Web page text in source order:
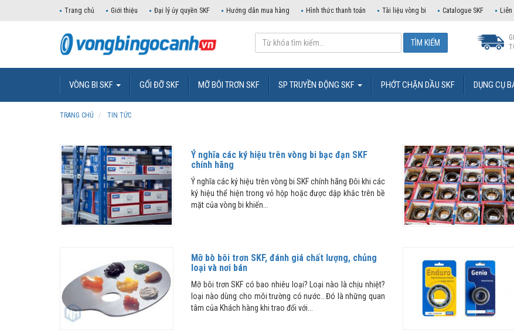
Trang chủ Giới thiệu Đại lý ủy quyền SKF Hướng dẫn mua hàng Hình thức thanh toán Tài liệu vòng bi Catalogue SKF Liên
VÒNG BI SKF GỐI ĐỠ SKF MỠ BÔI TRƠN SKF SP TRUYỀN ĐỘNG SKF PHỚT CHẶN DẦU SKF DỤNG CỤ
TRANG CHỦ TIN TỨC
Ý nghĩa các ký hiệu trên vòng bi bạc đạn SKF
chính hãng
​Ý nghĩa các ký hiệu trên vòng bi SKF chính hãng Đôi khi các
ký hiệu thể hiện trong vỏ hộp hoặc được dập khắc trên bề
mặt của vòng bi khiến...
Mỡ bò bôi trơn SKF, đánh giá chất lượng, chủng
loại và nơi bán
Mỡ bôi trơn SKF có bao nhiêu loại? Loại nào là chịu nhiệt?
loại nào dùng cho môi trường có nước...Đó là những quan
tâm của Khách hàng khi trao đổi với...